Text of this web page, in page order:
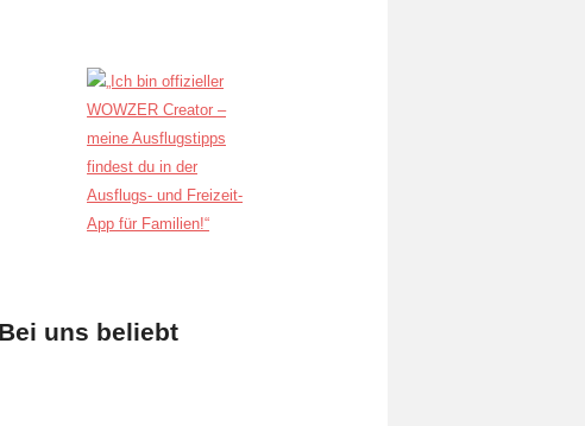
Bei uns beliebt